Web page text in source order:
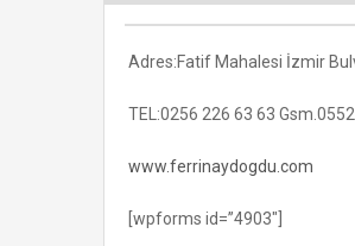
Adres:Fatif Mahalesi İzmir
TEL:0256 226 63 63
www.ferrinaydogdu.com
[wpforms id=”4903″]